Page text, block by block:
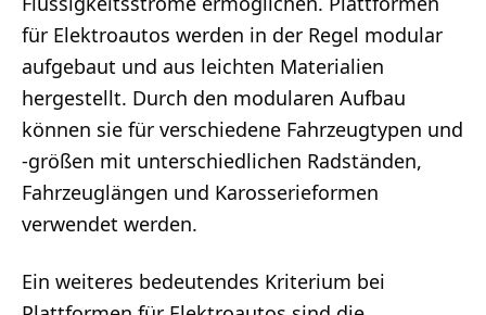
für Elektroautos werden in der Regel modular
aufgebaut und aus leichten Materialien
hergestellt. Durch den modularen Aufbau
können sie für verschiedene Fahrzeugtypen und
-größen mit unterschiedlichen Radständen,
Fahrzeuglängen und Karosserieformen
verwendet werden.
Ein weiteres bedeutendes Kriterium bei